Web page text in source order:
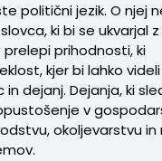
politični jezik. O njej
ki bi se ukvarjal z
prihodnosti, ki
kjer bi lahko videli
dejanj. Dejanja, ki
v
okoljevarstvu in